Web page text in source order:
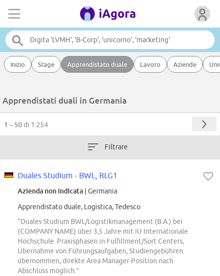
Inizio Stage Apprendistato duale Lavoro Aziende
Apprendistati duali in Germania
1 – 50di 1.254
Filtrare
Duales Studium - BWL, RLG1
Azienda non indicata | Germania
Apprendistato duale, Logistica, Tedesco
“Duales Studium BWL/Logistikmanagement (B.A.) bei
(COMPANY NAME) über 3,5 Jahre mit IU Internationale
Hochschule. Praxisphasen in Fulfillment/Sort Centers,
Übernahme von Führungsaufgaben, Studiengebühren
übernommen, direkte Area Manager-Position nach
Abschluss möglich.”